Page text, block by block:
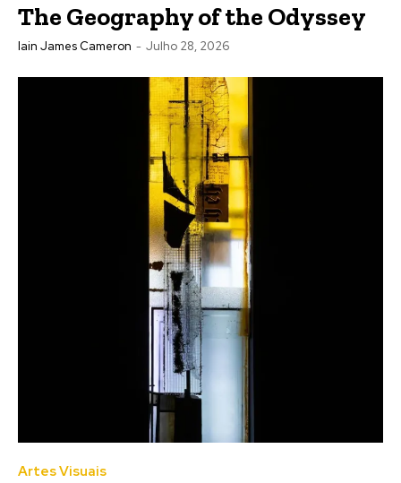
The Geography of the Odyssey
Iain James Cameron - Julho 28, 2026
Artes Visuais